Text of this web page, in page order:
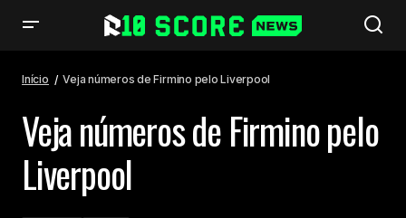
Início Veja números de Firmino pelo Liverpool
Veja números de Firmino pelo
Liverpool